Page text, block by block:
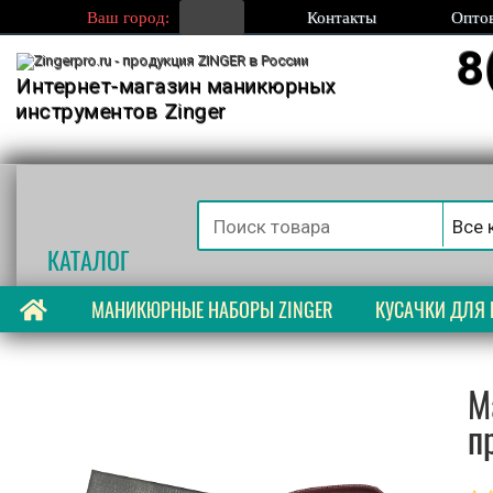
Ваш город: Контакты
Еще
(Выгодно!)
Пушеры для маникюра
Уход за ногтями
Интернет-магазин маникюрных
инструментов Zinger
КАТАЛОГ
МАНИКЮРНЫЕ НАБОРЫ ZINGER КУСАЧКИ ДЛЯ